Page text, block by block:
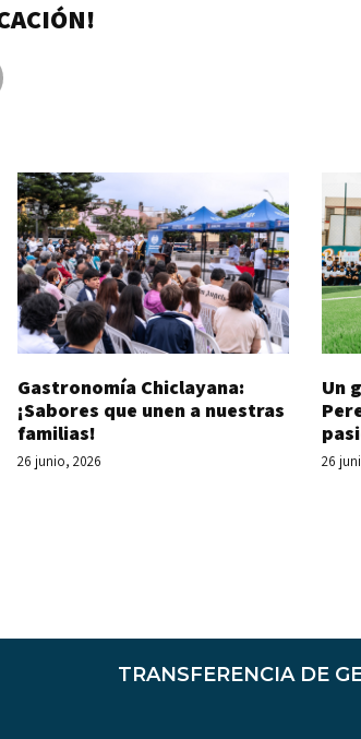
Gastronomía Chiclayana:
¡Sabores que unen a nuestras
familias!
26 junio, 2026
Un
26
TRANSFERENCIA DE